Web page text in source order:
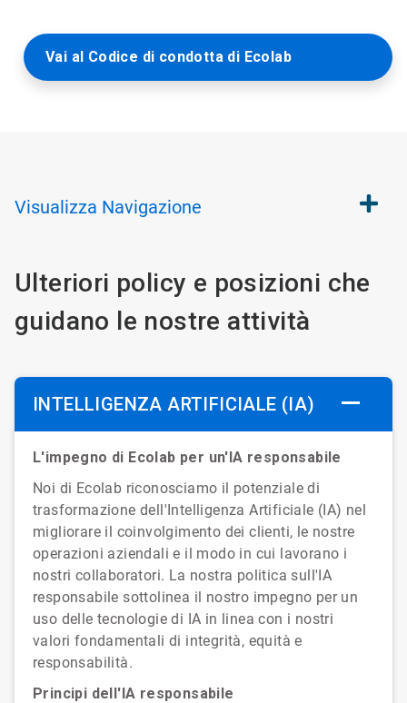
Vai al Codice di condotta di Ecolab
Visualizza Navigazione
Ulteriori policy e posizioni che
guidano le nostre attività
INTELLIGENZA ARTIFICIALE (IA)
L'impegno di Ecolab per un'IA responsabile
Noi di Ecolab riconosciamo il potenziale di
trasformazione dell'Intelligenza Artificiale (IA) nel
migliorare il coinvolgimento dei clienti, le nostre
operazioni aziendali e il modo in cui lavorano i
nostri collaboratori. La nostra politica sull'IA
responsabile sottolinea il nostro impegno per un
uso delle tecnologie di IA in linea con i nostri
valori fondamentali di integrità, equità e
responsabilità.
Principi dell'IA responsabile